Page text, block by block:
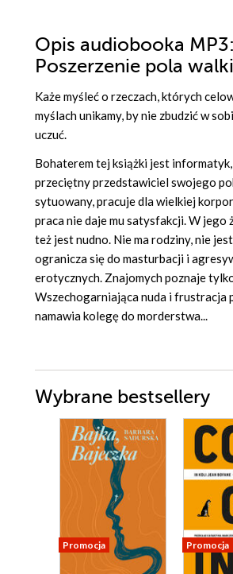
Opis audiobooka MP3:
Poszerzenie pola walki
Każe myśleć o rzeczach, których
myślach unikamy, by nie zbudzić w
uczuć.
Bohaterem tej książki jest informatyk,
przeciętny przedstawiciel swojego
sytuowany, pracuje dla wielkiej
praca nie daje mu satysfakcji. W jego
też jest nudno. Nie ma rodziny, nie
ogranicza się do masturbacji i
erotycznych. Znajomych poznaje
Wszechogarniająca nuda i frustracja
namawia kolegę do morderstwa...
Wybrane bestsellery
Promocja Promocja